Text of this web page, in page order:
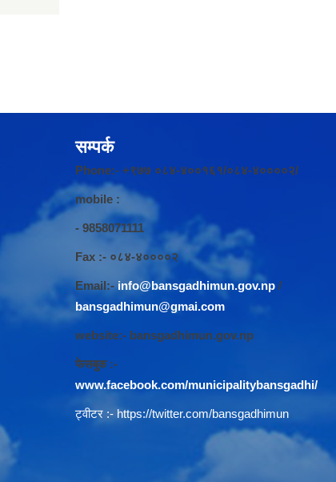
सम्पर्क
Phone:- +९७७ ०८४-४००१६१/०८४-४००००२/
mobile :
- 9858071111
Fax :- ०८४-४००००२
Email:-info@bansgadhimun.gov.np /
bansgadhimun@gmai.com
website:- bansgadhimun.gov.np
फेसबुक :-
www.facebook.com/municipalitybansgadhi/
ट्वीटर :- https://twitter.com/bansgadhimun